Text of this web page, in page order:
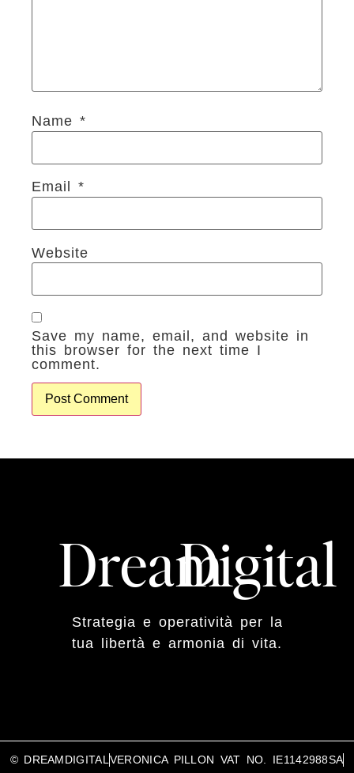
Name *
Email *
Website
Save my name, email, and website in
this browser for the next time I
comment.
DreamDigital
Strategia e operatività per la
tua libertà e armonia di vita.
© DREAMDIGITAL VERONICA PILLON VAT NO. IE1142988SA